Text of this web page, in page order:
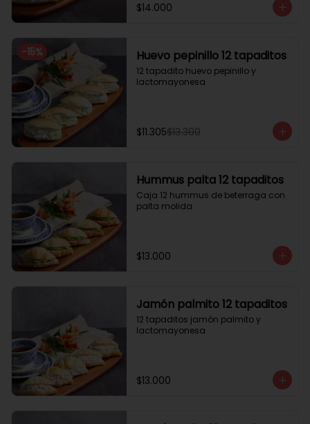
$14.000
-15% Huevo pepinillo 12 tapaditos
12 tapadito huevo pepinillo y
lactomayonesa
$11.305$13.300
Hummus palta 12 tapaditos
Caja 12 hummus de beterraga con
palta molida
$13.000
Jamón palmito 12 tapaditos
12 tapaditos jamón palmito y
lactomayonesa
$13.000